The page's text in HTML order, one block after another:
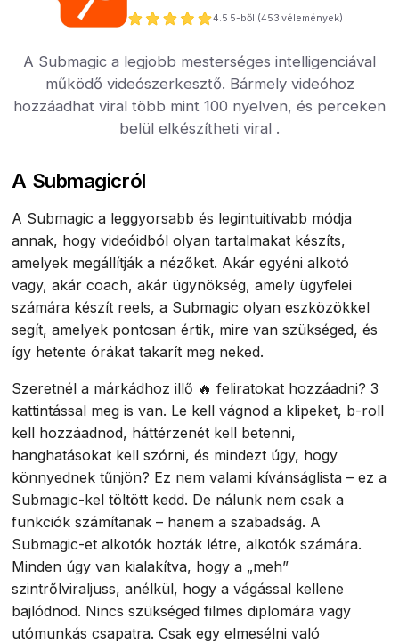
4.5 5-ből (453 vélemények)
A Submagic a legjobb mesterséges intelligenciával
működő videószerkesztő. Bármely videóhoz
hozzáadhat viral több mint 100 nyelven, és perceken
belül elkészítheti viral .
A Submagicról
A Submagic a leggyorsabb és legintuitívabb módja
annak, hogy videóidból olyan tartalmakat készíts,
amelyek megállítják a nézőket. Akár egyéni alkotó
vagy, akár coach, akár ügynökség, amely ügyfelei
számára készít reels, a Submagic olyan eszközökkel
segít, amelyek pontosan értik, mire van szükséged, és
így hetente órákat takarít meg neked.
Szeretnél a márkádhoz illő 🔥 feliratokat hozzáadni? 3
kattintással meg is van. Le kell vágnod a klipeket, b-roll
kell hozzáadnod, háttérzenét kell betenni,
hanghatásokat kell szórni, és mindezt úgy, hogy
könnyednek tűnjön? Ez nem valami kívánságlista – ez a
Submagic-kel töltött kedd. De nálunk nem csak a
funkciók számítanak – hanem a szabadság. A
Submagic-et alkotók hozták létre, alkotók számára.
Minden úgy van kialakítva, hogy a „meh”
szintrőlviraljuss, anélkül, hogy a vágással kellene
bajlódnod. Nincs szükséged filmes diplomára vagy
utómunkás csapatra. Csak egy elmesélni való